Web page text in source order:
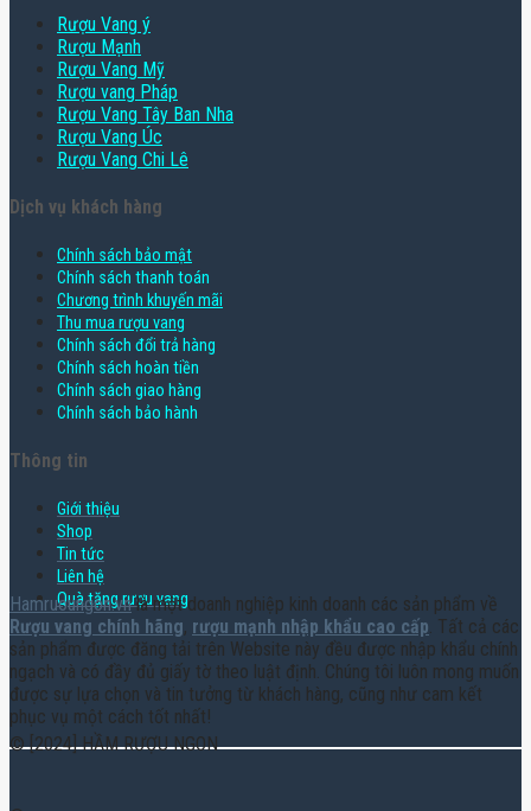
Rượu Vang ý
Rượu Mạnh
Rượu Vang Mỹ
Rượu vang Pháp
Rượu Vang Tây Ban Nha
Rượu Vang Úc
Rượu Vang Chi Lê
Dịch vụ khách hàng
Chính sách bảo mật
Chính sách thanh toán
Chương trình khuyến mãi
Thu mua rượu vang
Chính sách đổi trả hàng
Chính sách hoàn tiền
Chính sách giao hàng
Chính sách bảo hành
Thông tin
Giới thiệu
Shop
Tin tức
Liên hệ
Quà tặng rượu vang
Hamruoungon.vnlà một doanh nghiệp kinh doanh các sản phẩm về
Rượu vang chính hãng, rượu mạnh nhập khẩu cao cấp. Tất cả các
sản phẩm được đăng tải trên Website này đều được nhập khẩu chính
ngạch và có đầy đủ giấy tờ theo luật định. Chúng tôi luôn mong muốn
được sự lựa chọn và tin tưởng từ khách hàng, cũng như cam kết
phục vụ một cách tốt nhất!
© [2024] HẦM RƯỢU NGON